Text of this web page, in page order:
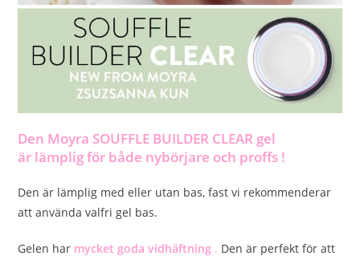
Den Moyra SOUFFLE BUILDER CLEAR gel
är lämplig för både nybörjare och proffs !
Den är lämplig med eller utan bas, fast vi rekommenderar
att använda valfri gel bas.
Gelen har mycket goda vidhäftning . Den är perfekt för att